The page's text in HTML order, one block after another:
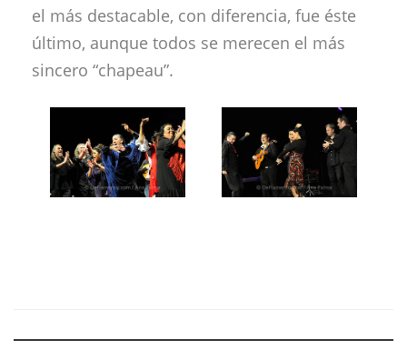
el más destacable, con diferencia, fue éste
último, aunque todos se merecen el más
sincero “chapeau”.